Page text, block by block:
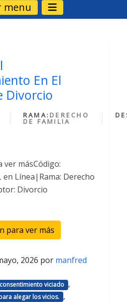
menu
En El
Divorcio
RAMA: DERECHO
DE FAMILIA
ver másCódigo:
en Línea|Rama: Derecho
Divorcio
para ver más
2026 por manfred
viciado ,
alegar los vicios. ,